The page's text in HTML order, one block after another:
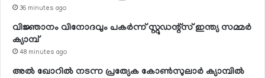
36 minutes ago
വിജ്ഞാനം വിനോദവും പകര്‍ന്ന് സ്റ്റുഡന്റ്‌സ് ഇന്ത്യ സമ്മര്‍
ക്യാമ്പ്
48 minutes ago
അല്‍ ഖോറില്‍ നടന്ന പ്രത്യേക കോണ്‍സുലാര്‍ ക്യാമ്പില്‍